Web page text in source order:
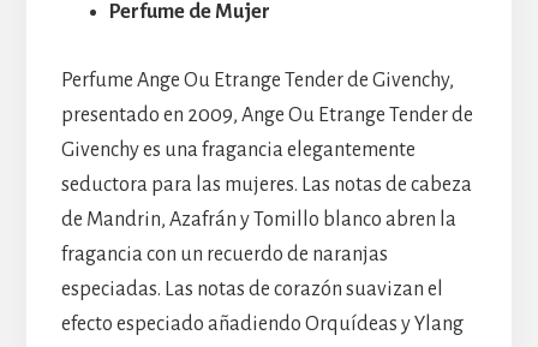
Perfume de Mujer
Perfume Ange Ou Etrange Tender de Givenchy,
presentado en 2009, Ange Ou Etrange Tender de
Givenchy es una fragancia elegantemente
seductora para las mujeres. Las notas de cabeza
de Mandrin, Azafrán y Tomillo blanco abren la
fragancia con un recuerdo de naranjas
especiadas. Las notas de corazón suavizan el
efecto especiado añadiendo Orquídeas y Ylang